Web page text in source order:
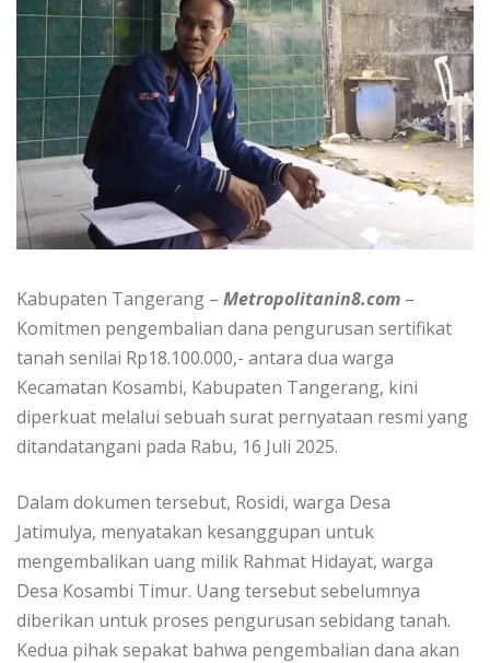
Kabupaten Tangerang – Metropolitanin8.com –
Komitmen pengembalian dana pengurusan sertifikat
tanah senilai Rp18.100.000,- antara dua warga
Kecamatan Kosambi, Kabupaten Tangerang, kini
diperkuat melalui sebuah surat pernyataan resmi yang
ditandatangani pada Rabu, 16 Juli 2025.
Dalam dokumen tersebut, Rosidi, warga Desa
Jatimulya, menyatakan kesanggupan untuk
mengembalikan uang milik Rahmat Hidayat, warga
Desa Kosambi Timur. Uang tersebut sebelumnya
diberikan untuk proses pengurusan sebidang tanah.
Kedua pihak sepakat bahwa pengembalian dana akan